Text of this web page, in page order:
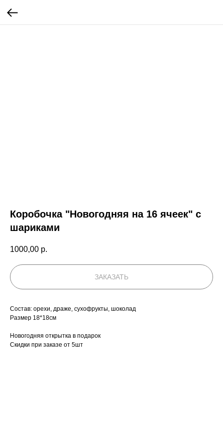
Коробочка "Новогодняя на 16 ячеек" с
шариками
1000,00 р.
ЗАКАЗАТЬ
Состав: орехи, драже, сухофрукты, шоколад
Размер 18*18см
Новогодняя открытка в подарок
Скидки при заказе от 5шт